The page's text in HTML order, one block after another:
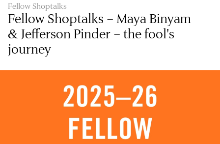
Fellow Shoptalks
Fellow Shoptalks – Maya Binyam
& Jefferson Pinder – the fool's
journey